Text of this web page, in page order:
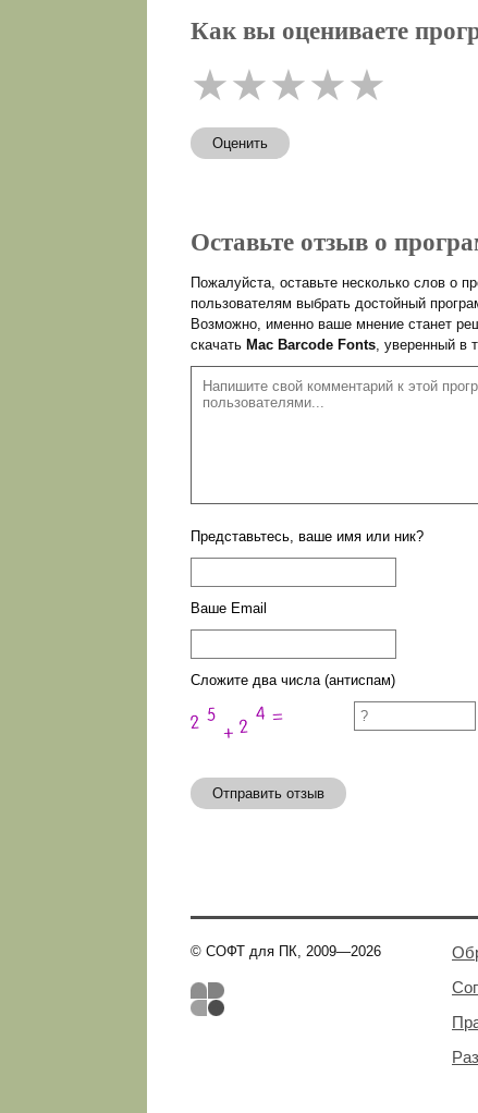
Как вы оцениваете
★★★★★
Оценить
Оставьте отзыв о
Пожалуйста, оставьте несколько слов о
пользователям выбрать достойный
Возможно, именно ваше мнение станет
скачать Mac Barcode Fonts, уверенный в
Представьтесь, ваше имя или ник?
Ваше Email
Сложите два числа (антиспам)
Отправить отзыв
© СОФТ для ПК, 2009—2026